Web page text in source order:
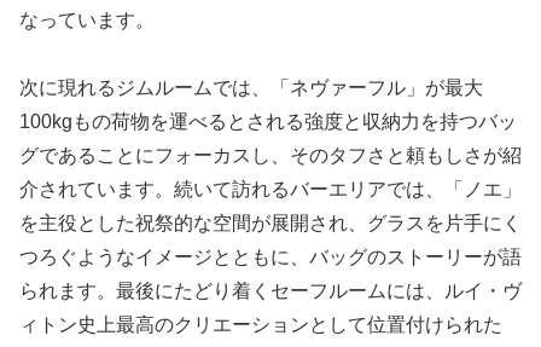
なっています。
次に現れるジムルームでは、「ネヴァーフル」が最大
100kgもの荷物を運べるとされる強度と収納力を持つバッ
グであることにフォーカスし、そのタフさと頼もしさが紹
介されています。続いて訪れるバーエリアでは、「ノエ」
を主役とした祝祭的な空間が展開され、グラスを片手にく
つろぐようなイメージとともに、バッグのストーリーが語
られます。最後にたどり着くセーフルームには、ルイ・ヴ
ィトン史上最高のクリエーションとして位置付けられた